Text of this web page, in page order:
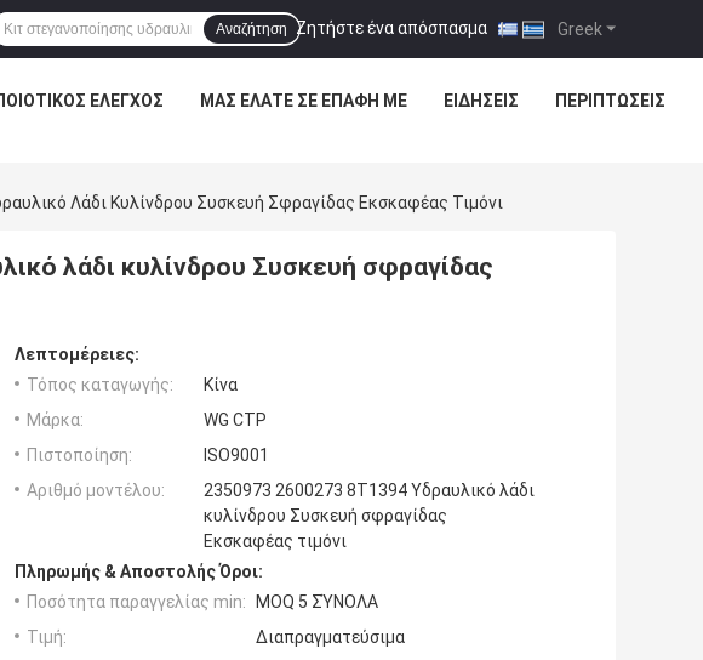
Greek
Ζητήστε ένα απόσπασμα |
Αναζήτηση
ΈΛΕΓΧΟΣ ΜΑΣ ΕΛΆΤΕ ΣΕ ΕΠΑΦΉ ΜΕ ΕΙΔΉΣΕΙΣ ΠΕΡΙΠΤΏΣΕΙΣ
Λάδι Κυλίνδρου Συσκευή Σφραγίδας Εκσκαφέας Τιμόνι
λάδι κυλίνδρου Συσκευή σφραγίδας
Λεπτομέρειες:
Τόπος καταγωγής:
Κίνα
Μάρκα:
WG CTP
Πιστοποίηση:
ISO9001
Αριθμό μοντέλου:
2350973 2600273 8T1394 Υδραυλικό λάδι
κυλίνδρου Συσκευή σφραγίδας
Εκσκαφέας τιμόνι
Πληρωμής & Αποστολής Όροι:
Ποσότητα παραγγελίας min:
MOQ 5 ΣΎΝΟΛΑ
Τιμή:
Διαπραγματεύσιμα